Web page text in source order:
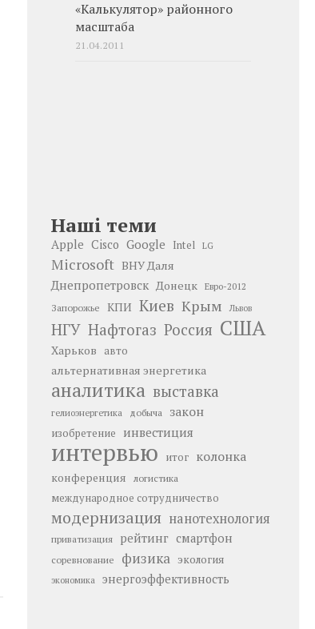
«Калькулятор» районного
масштаба
21.04.2011
Наші теми
Apple Cisco Google Intel LG
Microsoft ВНУ Даля
Днепропетровск Донецк Евро-2012
Запорожье КПИ Киев Крым Львов
НГУ Нафтогаз Россия США
Харьков авто
альтернативная энергетика
аналитика выставка
гелиоэнергетика добыча закон
изобретение инвестиция
интервью итог колонка
конференция логистика
международное сотрудничество
модернизация нанотехнология
приватизация рейтинг смартфон
соревнование физика экология
экономика энергоэффективность